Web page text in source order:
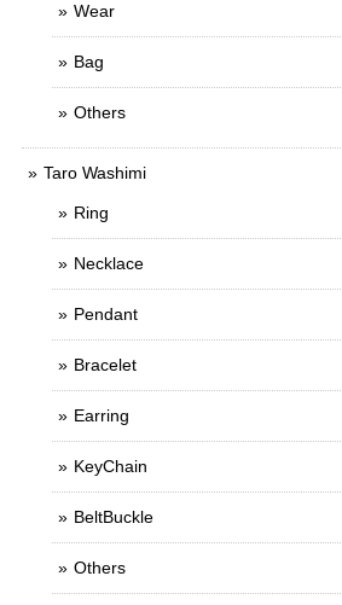
Wear
Bag
Others
Taro Washimi
Ring
Necklace
Pendant
Bracelet
Earring
KeyChain
BeltBuckle
Others